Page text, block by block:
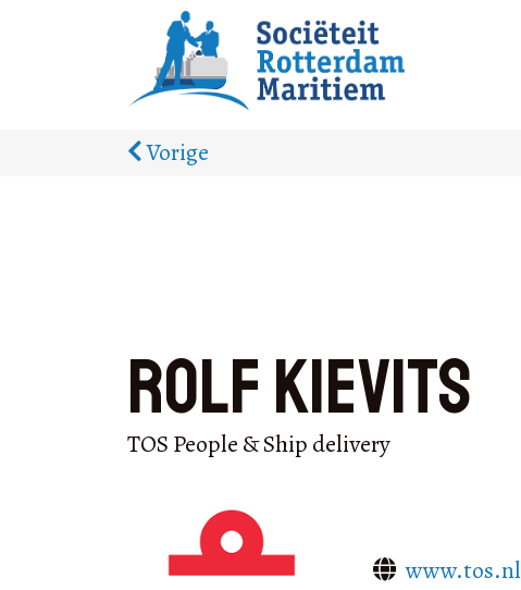
Vorige
Rolf Kievits
TOS People & Ship delivery
www.tos.nl